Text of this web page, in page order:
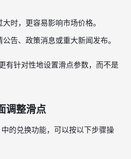
时，更容易影响市场价格。
公告、政策消息或重大新闻发布。
有针对性地设置滑点参数，而不是
调整滑点
的兑换功能，可以按以下步骤操